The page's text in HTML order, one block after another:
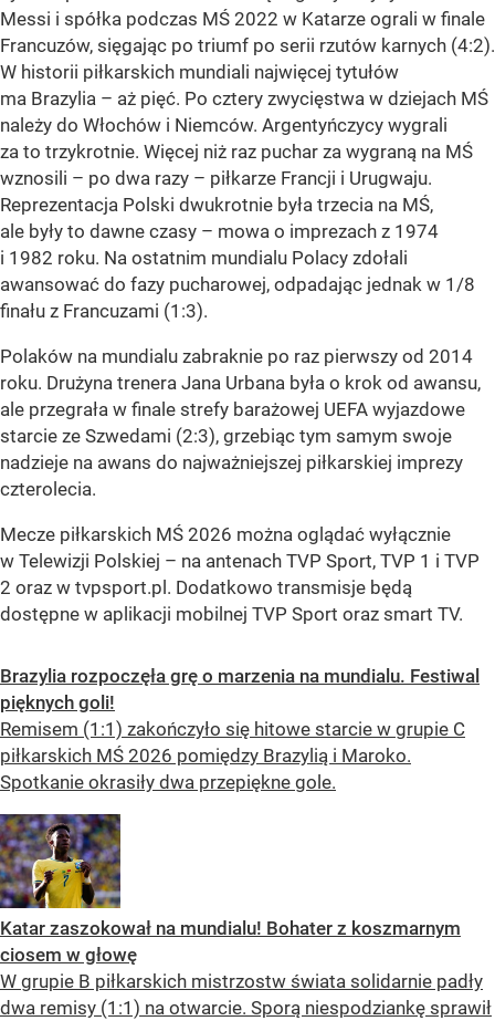
Messi i spółka podczas MŚ 2022 w Katarze ograli w finale
Francuzów, sięgając po triumf po serii rzutów karnych (4:2).
W historii piłkarskich mundiali najwięcej tytułów
ma Brazylia – aż pięć. Po cztery zwycięstwa w dziejach MŚ
należy do Włochów i Niemców. Argentyńczycy wygrali
za to trzykrotnie. Więcej niż raz puchar za wygraną na MŚ
wznosili – po dwa razy – piłkarze Francji i Urugwaju.
Reprezentacja Polski dwukrotnie była trzecia na MŚ,
ale były to dawne czasy – mowa o imprezach z 1974
i 1982 roku. Na ostatnim mundialu Polacy zdołali
awansować do fazy pucharowej, odpadając jednak w 1/8
finału z Francuzami (1:3).
Polaków na mundialu zabraknie po raz pierwszy od 2014
roku. Drużyna trenera Jana Urbana była o krok od awansu,
ale przegrała w finale strefy barażowej UEFA wyjazdowe
starcie ze Szwedami (2:3), grzebiąc tym samym swoje
nadzieje na awans do najważniejszej piłkarskiej imprezy
czterolecia.
Mecze piłkarskich MŚ 2026 można oglądać wyłącznie
w Telewizji Polskiej – na antenach TVP Sport, TVP 1 i TVP
2 oraz w tvpsport.pl. Dodatkowo transmisje będą
dostępne w aplikacji mobilnej TVP Sport oraz smart TV.
Brazylia rozpoczęła grę o marzenia na mundialu. Festiwal
pięknych goli!
Remisem (1:1) zakończyło się hitowe starcie w grupie C
piłkarskich MŚ 2026 pomiędzy Brazylią i Maroko.
Spotkanie okrasiły dwa przepiękne gole.
Katar zaszokował na mundialu! Bohater z koszmarnym
ciosem w głowę
W grupie B piłkarskich mistrzostw świata solidarnie padły
dwa remisy (1:1) na otwarcie. Sporą niespodziankę sprawił